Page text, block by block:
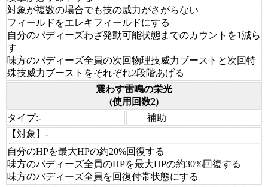
対象が複数の場合でも技の威力がさがらない
フィールドをエレキフィールドにする
自分のバディーズわざ発動可能状態までのカウントを1減ら
す
味方のバディーズ全員の次回物理技威力ブーストと次回特
殊技威力ブーストをそれぞれ2段階あげる
震わす雷鳴の栄光
(使用回数2)
タイプ:-
補助
【対象】 -
自分のHPを最大HPの約20%回復する
味方のバディーズ全員のHPを最大HPの約30%回復する
味方のバディーズ全員を回復付帯状態にする